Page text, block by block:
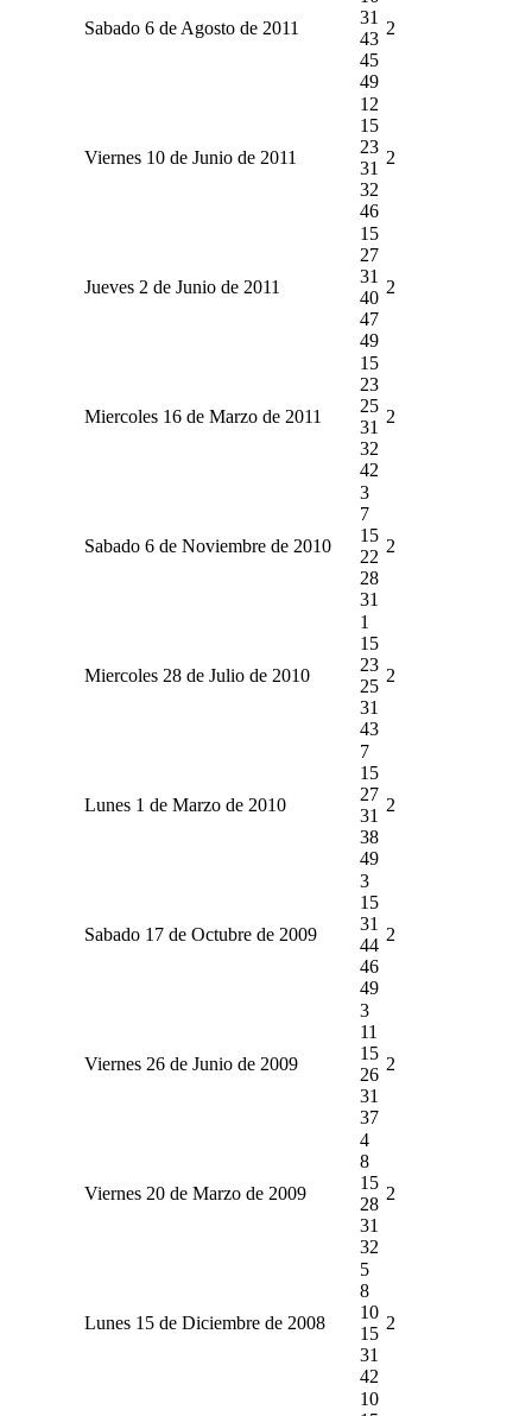
Sabado 6 de Agosto de 2011
31
43
45
49
2
Viernes 10 de Junio de 2011
12
15
23
31
32
46
2
Jueves 2 de Junio de 2011
15
27
31
40
47
49
2
Miercoles 16 de Marzo de 2011
15
23
25
31
32
42
2
Sabado 6 de Noviembre de 2010
3
7
15
22
28
31
2
Miercoles 28 de Julio de 2010
1
15
23
25
31
43
2
Lunes 1 de Marzo de 2010
7
15
27
31
38
49
2
Sabado 17 de Octubre de 2009
3
15
31
44
46
49
2
Viernes 26 de Junio de 2009
3
11
15
26
31
37
2
Viernes 20 de Marzo de 2009
4
8
15
28
31
32
2
Lunes 15 de Diciembre de 2008
5
8
10
15
31
42
2
10